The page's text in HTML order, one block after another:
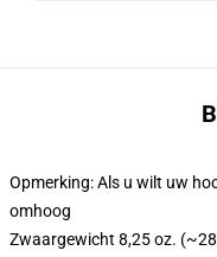
Opmerking: Als u wilt uw
omhoog
Zwaargewicht 8,25 oz.